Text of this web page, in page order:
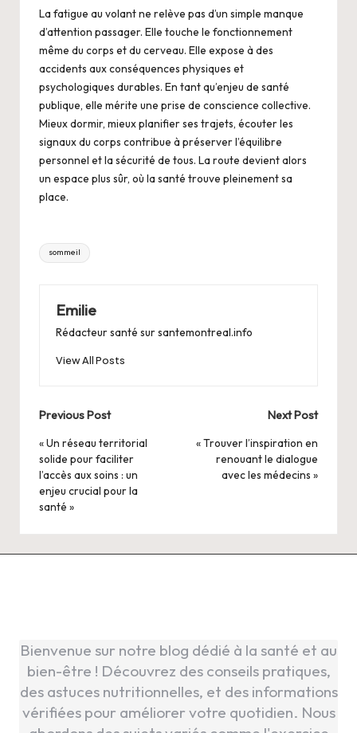
La fatigue au volant ne relève pas d’un simple manque
d’attention passager. Elle touche le fonctionnement
même du corps et du cerveau. Elle expose à des
accidents aux conséquences physiques et
psychologiques durables. En tant qu’enjeu de santé
publique, elle mérite une prise de conscience collective.
Mieux dormir, mieux planifier ses trajets, écouter les
signaux du corps contribue à préserver l’équilibre
personnel et la sécurité de tous. La route devient alors
un espace plus sûr, où la santé trouve pleinement sa
place.
Tags:
sommeil
Emilie
Rédacteur santé sur santemontreal.info
View All Posts
Post
navigation
Previous Post
« Un réseau territorial
solide pour faciliter
l’accès aux soins : un
enjeu crucial pour la
santé »
Next Post
« Trouver l’inspiration en
renouant le dialogue
avec les médecins »
Bienvenue sur notre blog dédié à la santé et au
bien-être ! Découvrez des conseils pratiques,
des astuces nutritionnelles, et des informations
vérifiées pour améliorer votre quotidien. Nous